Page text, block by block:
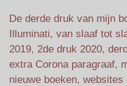
De derde druk van mijn
Illuminati, van slaaf tot
2019, 2de druk 2020,
extra Corona paragraaf,
nieuwe boeken,